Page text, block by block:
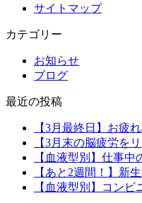
サイトマップ
カテゴリー
お知らせ
ブログ
最近の投稿
【3月最終日】お疲
【3月末の脳疲労を
【血液型別】仕事
【あと2週間！】新
【血液型別】コン